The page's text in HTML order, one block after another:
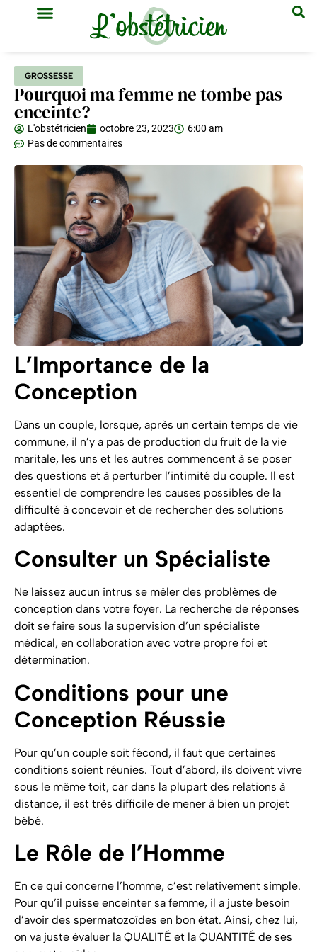
GROSSESSE
Pourquoi ma femme ne tombe pas
enceinte?
L'obstétricien octobre 23, 2023
6:00 am
Pas de commentaires
L’Importance de la
Conception
Dans un couple, lorsque, après un certain temps de vie
commune, il n’y a pas de production du fruit de la vie
maritale, les uns et les autres commencent à se poser
des questions et à perturber l’intimité du couple. Il est
essentiel de comprendre les causes possibles de la
difficulté à concevoir et de rechercher des solutions
adaptées.
Consulter un Spécialiste
Ne laissez aucun intrus se mêler des problèmes de
conception dans votre foyer. La recherche de réponses
doit se faire sous la supervision d’un spécialiste
médical, en collaboration avec votre propre foi et
détermination.
Conditions pour une
Conception Réussie
Pour qu’un couple soit fécond, il faut que certaines
conditions soient réunies. Tout d’abord, ils doivent vivre
sous le même toit, car dans la plupart des relations à
distance, il est très difficile de mener à bien un projet
bébé.
Le Rôle de l’Homme
En ce qui concerne l’homme, c’est relativement simple.
Pour qu’il puisse enceinter sa femme, il a juste besoin
d’avoir des spermatozoïdes en bon état. Ainsi, chez lui,
on va juste évaluer la QUALITÉ et la QUANTITÉ de ses